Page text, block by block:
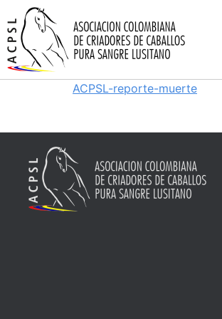
ACPSL-reporte-muerte